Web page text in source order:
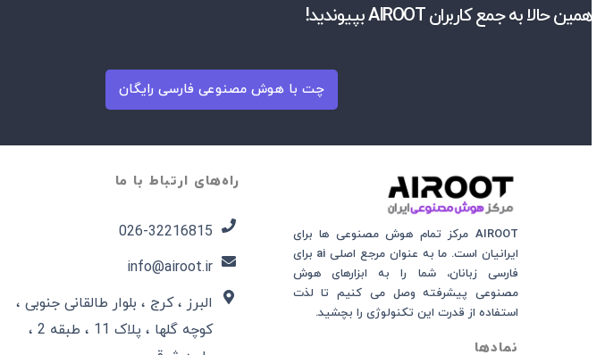
همین حالا به جمع کاربران AIROOT بپیوندید!
چت با هوش مصنوعی فارسی رایگان
راه‌های ارتباط با ما
026-32216815​
info@airoot.ir
البرز ، کرج ، بلوار طالقانی جنوبی ،
کوچه گلها ، پلاک 11 ، طبقه 2 ،
AIROOT مرکز تمام هوش مصنوعی‌‌‌ ها برای
ایرانیان است. ما به عنوان مرجع اصلی ai برای
فارسی زبانان، شما را به ابزارهای هوش
مصنوعی پیشرفته وصل می کنیم تا لذت
استفاده از قدرت این تکنولوژی را بچشید.
نمادها